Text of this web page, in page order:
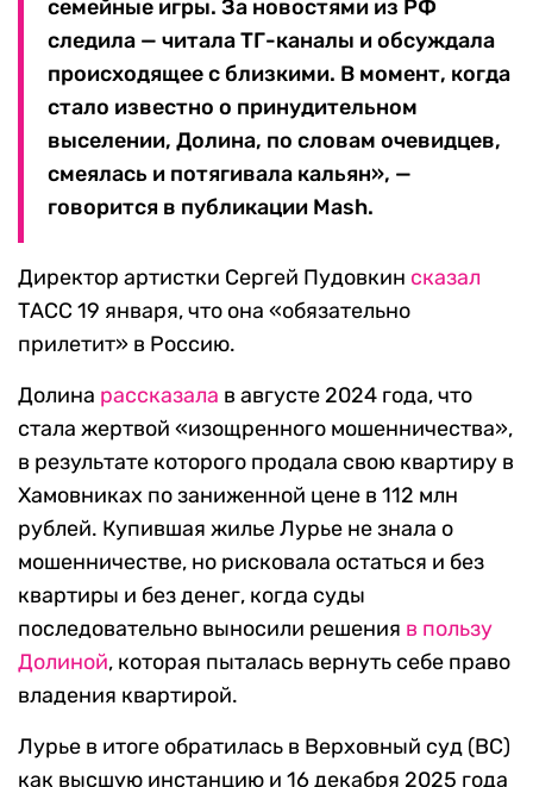
семейные игры. За новостями из РФ
следила — читала ТГ-каналы и обсуждала
происходящее с близкими. В момент, когда
стало известно о принудительном
выселении, Долина, по словам очевидцев,
смеялась и потягивала кальян», —
говорится в публикации Mash.
Директор артистки Сергей Пудовкин сказал
ТАСС 19 января, что она «обязательно
прилетит» в Россию.
Долина рассказала в августе 2024 года, что
стала жертвой «изощренного мошенничества»,
в результате которого продала свою квартиру в
Хамовниках по заниженной цене в 112 млн
рублей. Купившая жилье Лурье не знала о
мошенничестве, но рисковала остаться и без
квартиры и без денег, когда суды
последовательно выносили решения в пользу
Долиной, которая пыталась вернуть себе право
владения квартирой.
Лурье в итоге обратилась в Верховный суд (ВС)
как высшую инстанцию и 16 декабря 2025 года